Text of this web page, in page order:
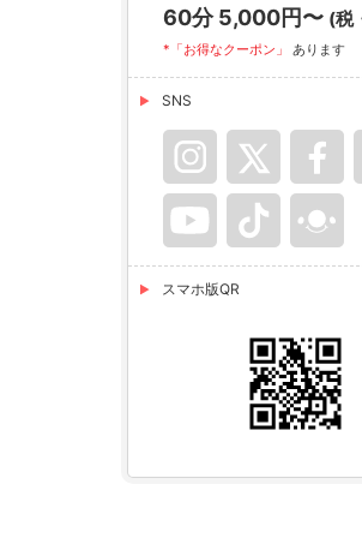
60分 5,000円〜 (税
*「お得なクーポン」 あります
SNS
スマホ版QR